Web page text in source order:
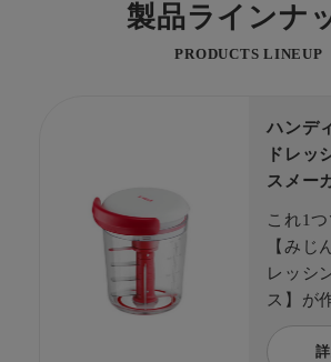
製品ラインナ
PRODUCTS LINEUP
ハンデ
ドレッ
スメー
これ1
【みじ
レッシ
ス】が